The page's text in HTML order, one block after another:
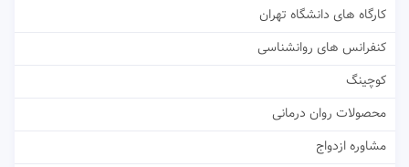
کارگاه های دانشگاه تهران
کنفرانس های روانشناسی
کوچینگ
محصولات روان درمانی
مشاوره ازدواج